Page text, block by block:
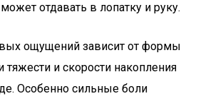
отдавать в лопатку и руку.
ощущений зависит от формы
тяжести и скорости накопления
Особенно сильные боли